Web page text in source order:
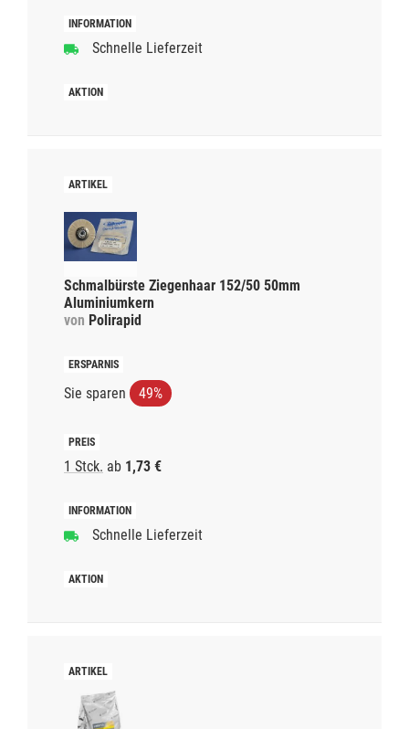
Schnelle Lieferzeit
Schmalbürste Ziegenhaar 152/50 50mm
Aluminiumkern
von Polirapid
Sie sparen 49%
1 Stck. ab 1,73 €
Schnelle Lieferzeit